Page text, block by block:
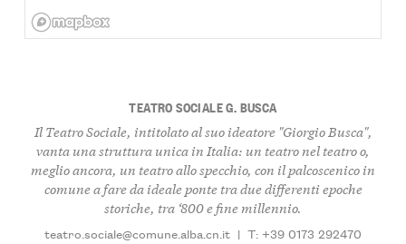
TEATRO SOCIALE G. BUSCA
Il Teatro Sociale, intitolato al suo ideatore "Giorgio Busca",
vanta una struttura unica in Italia: un teatro nel teatro o,
meglio ancora, un teatro allo specchio, con il palcoscenico in
comune a fare da ideale ponte tra due differenti epoche
storiche, tra ‘800 e fine millennio.
teatro.sociale@comune.alba.cn.it | T: +39 0173 292470